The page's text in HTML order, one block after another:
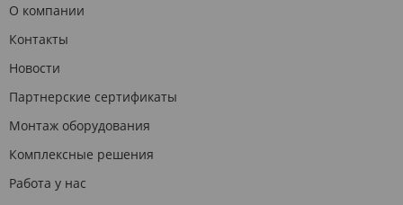
О компании
Контакты
Новости
Партнерские сертификаты
Монтаж оборудования
Комплексные решения
Работа у нас